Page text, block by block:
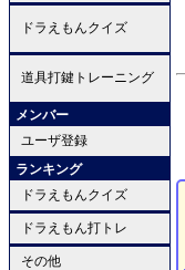
ドラえもんクイズ
道具打鍵トレーニング
メンバー
ユーザ登録
ランキング
ドラえもんクイズ
ドラえもん打トレ
その他